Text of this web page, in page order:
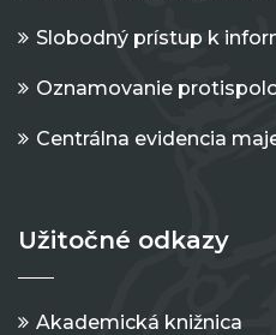
Slobodný prístup k
Oznamovanie
Centrálna evidencia
Užitočné odkazy
Akademická knižnica